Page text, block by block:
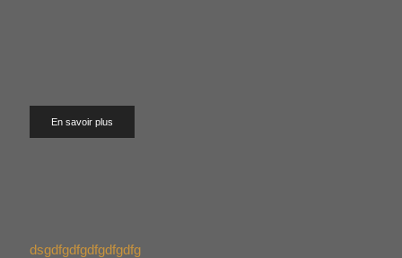
En savoir plus
dsgdfgdfgdfgdfgdfg